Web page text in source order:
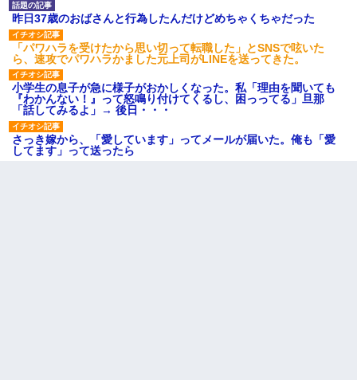
昨日37歳のおばさんと行為したんだけどめちゃくちゃだった
「パワハラを受けたから思い切って転職した」とSNSで呟いた
ら、速攻でパワハラかました元上司がLINEを送ってきた。
小学生の息子が急に様子がおかしくなった。私「理由を聞いても
『わかんない！』って怒鳴り付けてくるし、困っってる」旦那
「話してみるよ」→ 後日・・・
さっき嫁から、「愛しています」ってメールが届いた。俺も「愛
してます」って送ったら